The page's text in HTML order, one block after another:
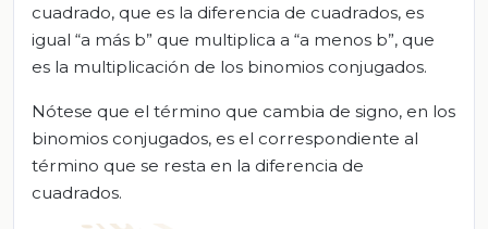
cuadrado, que es la diferencia de cuadrados, es
igual “a más b” que multiplica a “a menos b”, que
es la multiplicación de los binomios conjugados.
Nótese que el término que cambia de signo, en los
binomios conjugados, es el correspondiente al
término que se resta en la diferencia de
cuadrados.